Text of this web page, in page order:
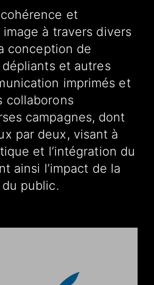
et
image à travers divers
conception de
et autres
imprimés et
collaborons
campagnes, dont
par deux, visant à
et l’intégration du
ainsi l’impact de la
public.